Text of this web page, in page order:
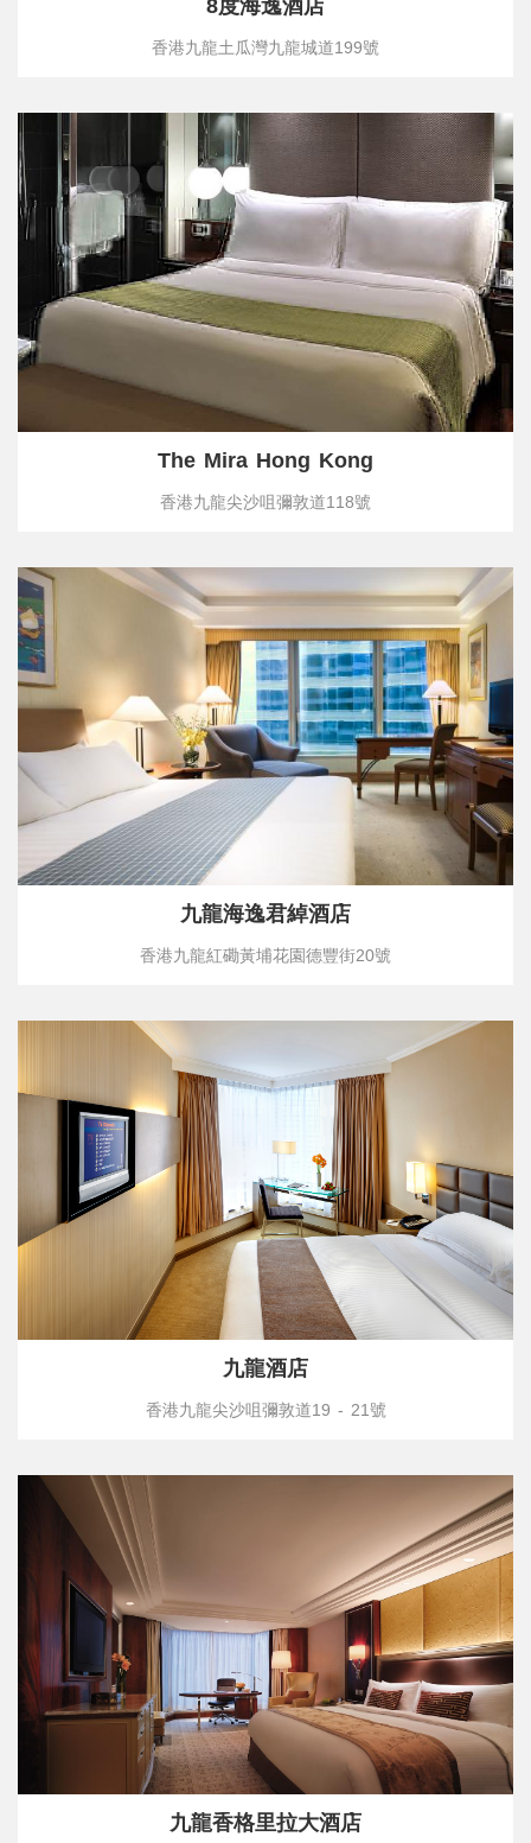
8度海逸酒店
香港九龍土瓜灣九龍城道199號
The Mira Hong Kong
香港九龍尖沙咀彌敦道118號
九龍海逸君綽酒店
香港九龍紅磡黃埔花園德豐街20號
九龍酒店
香港九龍尖沙咀彌敦道19 - 21號
九龍香格里拉大酒店